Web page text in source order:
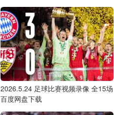
2026.5.24 足球比赛视频录像 全15场
百度网盘下载